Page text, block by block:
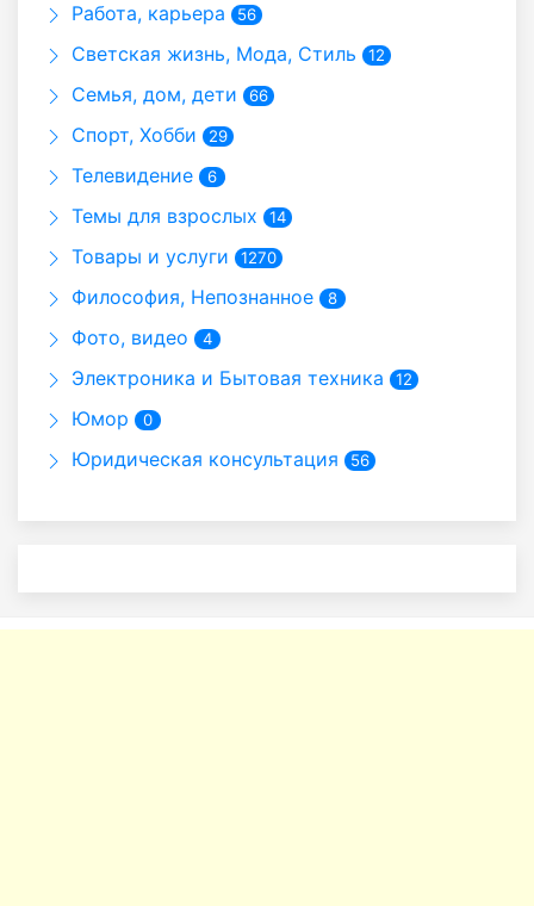
Работа, карьера 56
Светская жизнь, Мода, Стиль 12
Семья, дом, дети 66
Спорт, Хобби 29
Телевидение 6
Темы для взрослых 14
Товары и услуги 1270
Философия, Непознанное 8
Фото, видео 4
Электроника и Бытовая техника 12
Юмор 0
Юридическая консультация 56